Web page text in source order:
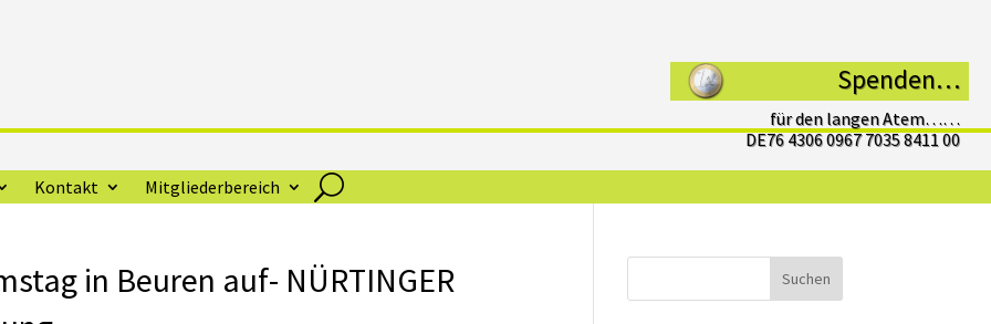
Spenden…
für den langen Atem……
DE76 4306 0967 7035 8411 00
Kontakt Mitgliederbereich
in Beuren auf- NÜRTINGER
Suchen